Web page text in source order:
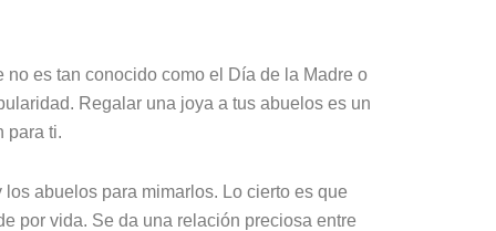
es tan conocido como el Día de la Madre o
Regalar una joya a tus abuelos es un
para ti.
abuelos para mimarlos. Lo cierto es que
por vida. Se da una relación preciosa entre